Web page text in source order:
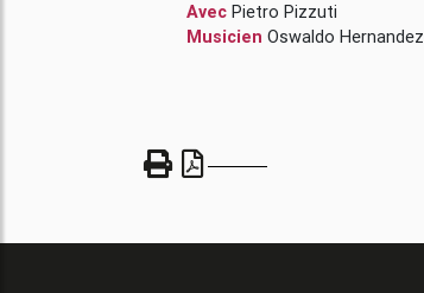
Avec
Pietro Pizzuti
Musicien Oswaldo Hernandez